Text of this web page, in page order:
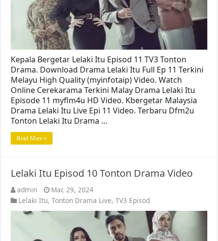
Kepala Bergetar Lelaki Itu Episod 11 TV3 Tonton
Drama. Download Drama Lelaki Itu Full Ep 11 Terkini
Melayu High Quality (myinfotaip) Video. Watch
Online Cerekarama Terkini Malay Drama Lelaki Itu
Episode 11 myflm4u HD Video. Kbergetar Malaysia
Drama Lelaki Itu Live Epi 11 Video. Terbaru Dfm2u
Tonton Lelaki Itu Drama …
Read More »
Lelaki Itu Episod 10 Tonton Drama Video
admin
Mac 29, 2024
Lelaki Itu,Tonton Drama Live,TV3 Episod